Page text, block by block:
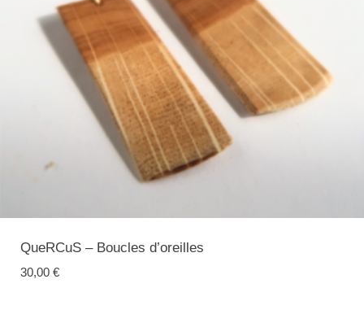
QueRCuS – Boucles d’oreilles
30,00 €